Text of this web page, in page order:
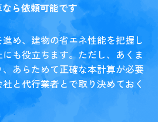
ら依頼可能です
め、建物の省エネ性能を把握し
も役立ちます。ただし、あくま
あらためて正確な本計算が必要
と代行業者とで取り決めておく